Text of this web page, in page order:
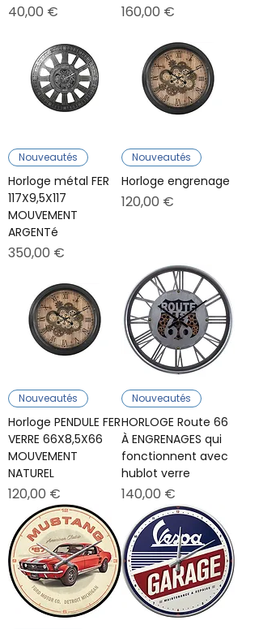
Prix
40,00 € Prix
160,00 €
Nouveautés
Horloge métal FER
117X9,5X117
MOUVEMENT
ARGENTé
Prix
350,00 €
Nouveautés
Horloge engrenage
Prix
120,00 €
Nouveautés
Horloge PENDULE FER
VERRE 66X8,5X66
MOUVEMENT
NATUREL
Prix
120,00 €
Nouveautés
HORLOGE Route 66
À ENGRENAGES qui
fonctionnent avec
hublot verre
Prix
140,00 €